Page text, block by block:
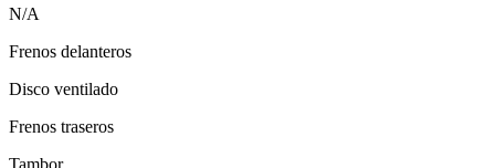
N/A
Frenos delanteros
Disco ventilado
Frenos traseros
Tambor